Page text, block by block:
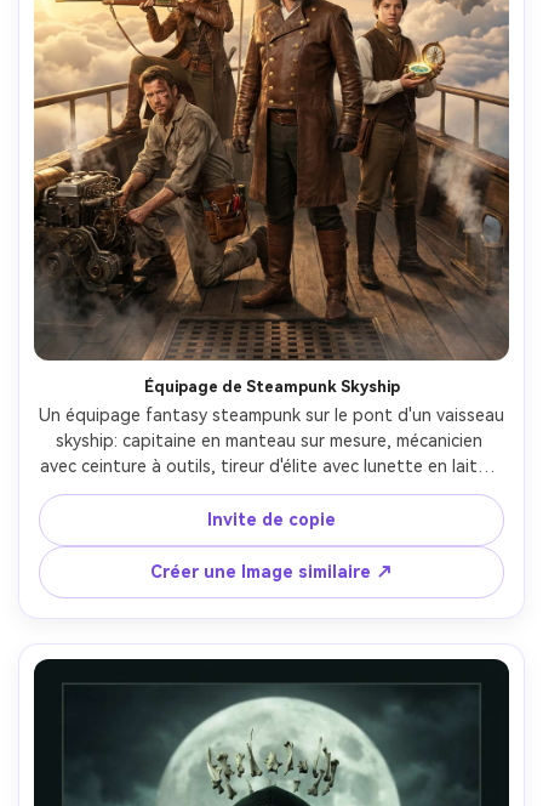
Équipage de Steampunk Skyship
Un équipage fantasy steampunk sur le pont d'un vaisseau
skyship: capitaine en manteau sur mesure, mécanicien
avec ceinture à outils, tireur d'élite avec lunette en laiton
et navigateur avec boussole brillante, nuages et îles
flottantes derrière, lumière chaude du lever du soleil, mise
en page d'affiche d'ensemble cinématographique avec de
l'espace pour le titre, cuir photoréaliste et laiton, tourné
sur Sony A1, 35 mm, haute résolution-AR 4:5
Invite de copie
Créer une Image similaire ↗